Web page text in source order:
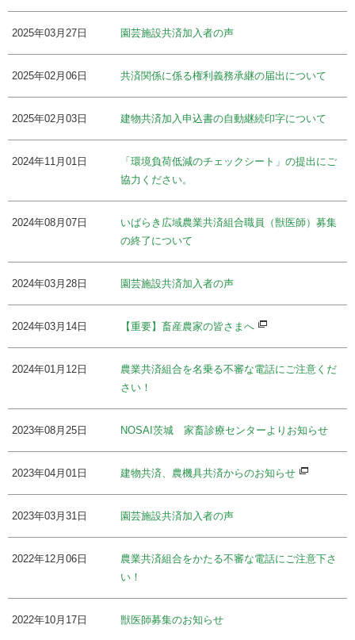
2025年03月27日 園芸施設共済加入者の声
2025年02月06日 共済関係に係る権利義務承継の届出について
2025年02月03日 建物共済加入申込書の自動継続印字について
2024年11月01日
「環境負荷低減のチェックシート」の提出にご
協力ください。
2024年08月07日
いばらき広域農業共済組合職員（獣医師）募集
の終了について
2024年03月28日 園芸施設共済加入者の声
2024年03月14日 【重要】畜産農家の皆さまへ
2024年01月12日
農業共済組合を名乗る不審な電話にご注意くだ
さい！
2023年08月25日 NOSAI茨城 家畜診療センターよりお知らせ
2023年04月01日 建物共済、農機具共済からのお知らせ
2023年03月31日 園芸施設共済加入者の声
2022年12月06日
農業共済組合をかたる不審な電話にご注意下さ
い！
2022年10月17日 獣医師募集のお知らせ